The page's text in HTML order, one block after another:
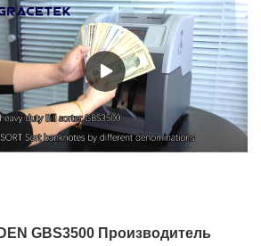
GBS3500 Производитель